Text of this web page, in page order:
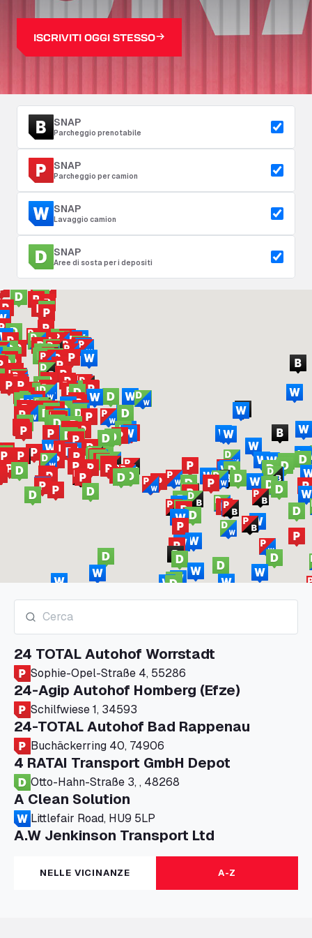
ISCRIVITI OGGI STESSO
SNAP
Parcheggio prenotabile
SNAP
Parcheggio per camion
SNAP
Lavaggio camion
SNAP
Aree di sosta per i depositi
24 TOTAL Autohof Worrstadt
Sophie-Opel-Straße 4, 55286
24-Agip Autohof Homberg (Efze)
Schilfwiese 1, 34593
24-TOTAL Autohof Bad Rappenau
Buchäckerring 40, 74906
4 RATAI Transport GmbH Depot
Otto-Hahn-Straße 3, , 48268
A Clean Solution
Littlefair Road, HU9 5LP
A.W Jenkinson Transport Ltd
Progress House, ME11 5GA
A+G Nettetal - Depot Parking
Am Panneschopp 7, 41334
NELLE VICINANZE A-Z